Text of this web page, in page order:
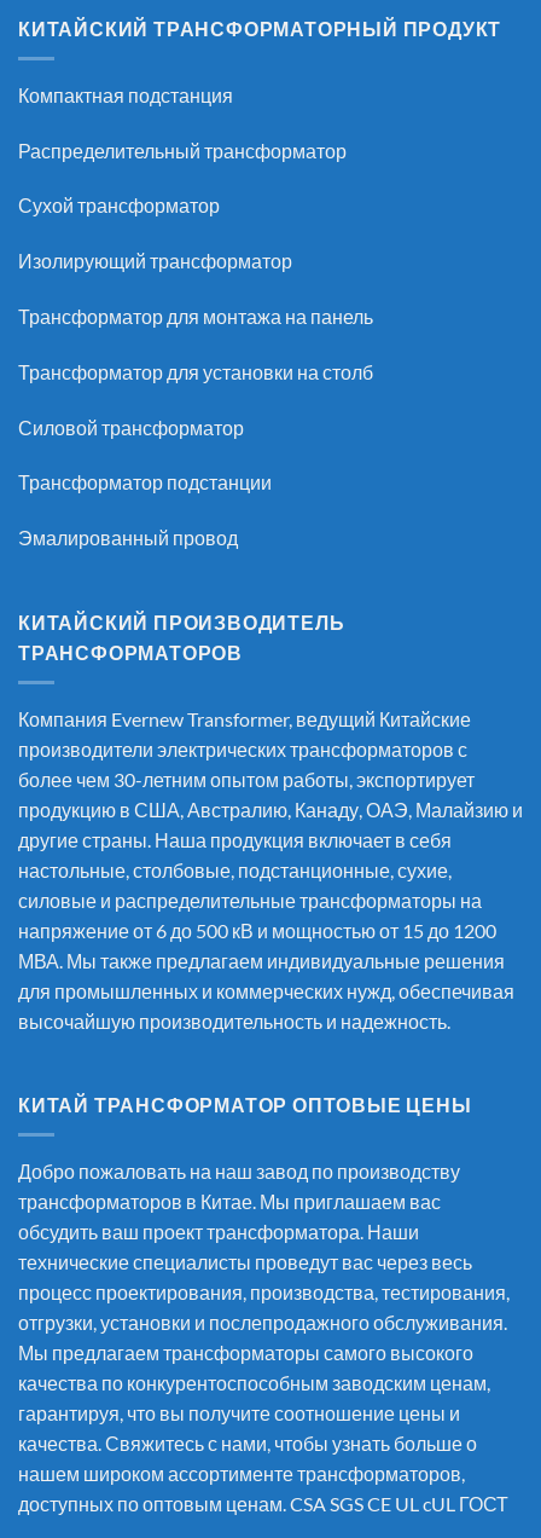
КИТАЙСКИЙ ТРАНСФОРМАТОРНЫЙ ПРОДУКТ
Компактная подстанция
Распределительный трансформатор
Сухой трансформатор
Изолирующий трансформатор
Трансформатор для монтажа на панель
Трансформатор для установки на столб
Силовой трансформатор
Трансформатор подстанции
Эмалированный провод
КИТАЙСКИЙ ПРОИЗВОДИТЕЛЬ
ТРАНСФОРМАТОРОВ
Компания Evernew Transformer, ведущий Китайские
производители электрических трансформаторов с
более чем 30-летним опытом работы, экспортирует
продукцию в США, Австралию, Канаду, ОАЭ, Малайзию и
другие страны. Наша продукция включает в себя
настольные, столбовые, подстанционные, сухие,
силовые и распределительные трансформаторы на
напряжение от 6 до 500 кВ и мощностью от 15 до 1200
МВА. Мы также предлагаем индивидуальные решения
для промышленных и коммерческих нужд, обеспечивая
высочайшую производительность и надежность.
КИТАЙ ТРАНСФОРМАТОР ОПТОВЫЕ ЦЕНЫ
Добро пожаловать на наш завод по производству
трансформаторов в Китае. Мы приглашаем вас
обсудить ваш проект трансформатора. Наши
технические специалисты проведут вас через весь
процесс проектирования, производства, тестирования,
отгрузки, установки и послепродажного обслуживания.
Мы предлагаем трансформаторы самого высокого
качества по конкурентоспособным заводским ценам,
гарантируя, что вы получите соотношение цены и
качества. Свяжитесь с нами, чтобы узнать больше о
нашем широком ассортименте трансформаторов,
доступных по оптовым ценам. CSA SGS CE UL cUL ГОСТ